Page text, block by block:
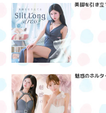
美脚を引き
魅惑のホル